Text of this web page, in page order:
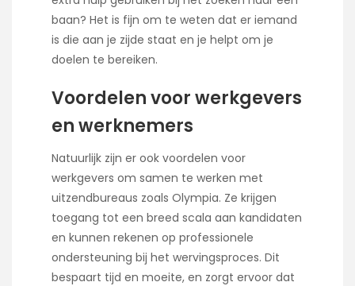
baan? Het is fijn om te weten dat er iemand
is die aan je zijde staat en je helpt om je
doelen te bereiken.
Voordelen voor werkgevers
en werknemers
Natuurlijk zijn er ook voordelen voor
werkgevers om samen te werken met
uitzendbureaus zoals Olympia. Ze krijgen
toegang tot een breed scala aan kandidaten
en kunnen rekenen op professionele
ondersteuning bij het wervingsproces. Dit
bespaart tijd en moeite, en zorgt ervoor dat